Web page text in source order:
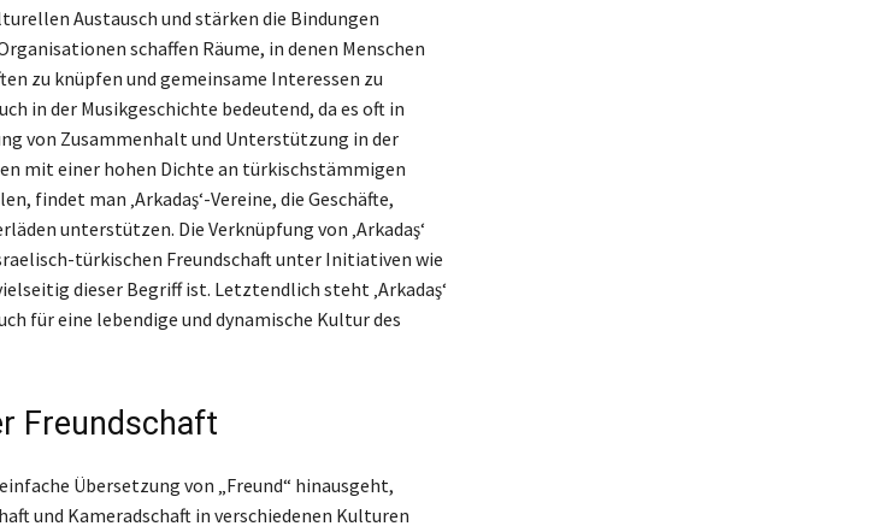
Austausch und stärken die Bindungen
schaffen Räume, in denen Menschen
zu knüpfen und gemeinsame Interessen zu
in der Musikgeschichte bedeutend, da es oft in
von Zusammenhalt und Unterstützung in der
mit einer hohen Dichte an türkischstämmigen
findet man ‚Arkadaş‘-Vereine, die Geschäfte,
unterstützen. Die Verknüpfung von ‚Arkadaş‘
türkischen Freundschaft unter Initiativen wie
dieser Begriff ist. Letztendlich steht ‚Arkadaş‘
für eine lebendige und dynamische Kultur des
Freundschaft
Übersetzung von „Freund“ hinausgeht,
und Kameradschaft in verschiedenen Kulturen